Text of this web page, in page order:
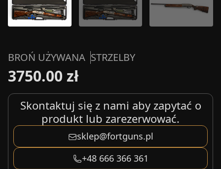
BROŃ UŻYWANA STRZELBY
3750.00 zł
Skontaktuj się z nami aby zapytać o
produkt lub zarezerwować.
sklep@fortguns.pl
+48 666 366 361